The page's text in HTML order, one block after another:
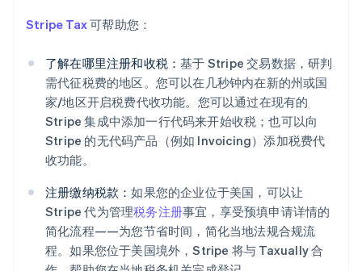
Stripe Tax可帮助您：
了解在哪里注册和收税：基于 Stripe 交易数据，研判
需代征税费的地区。您可以在几秒钟内在新的州或国
家/地区开启税费代收功能。您可以通过在现有的
Stripe 集成中添加一行代码来开始收税；也可以向
Stripe 的无代码产品（例如 Invoicing）添加税费代
收功能。
注册缴纳税款：如果您的企业位于美国，可以让
Stripe 代为管理税务注册事宜，享受预填申请详情的
简化流程——为您节省时间，简化当地法规合规流
程。如果您位于美国境外，Stripe 将与 Taxually 合
爱沙尼亚
奥地利
DeutschEnglish
澳大利亚
巴西
PortuguêsEnglish
保加利亚
比利时
NederlandsFrançaisDeutschEnglish
波兰
English
丹麦